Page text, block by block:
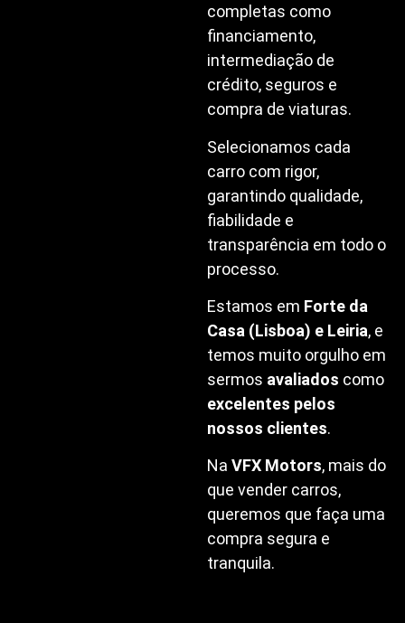
completas como
financiamento,
intermediação de
crédito, seguros e
compra de viaturas.
Selecionamos cada
carro com rigor,
garantindo qualidade,
fiabilidade e
transparência em todo o
processo.
Estamos em Forte da
Casa (Lisboa) e Leiria, e
temos muito orgulho em
sermos avaliados como
excelentes pelos
nossos clientes.
NaVFX Motors, mais do
que vender carros,
queremos que faça uma
compra segura e
tranquila.